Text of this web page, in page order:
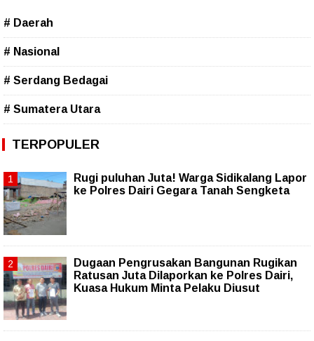
# Daerah
# Nasional
# Serdang Bedagai
# Sumatera Utara
TERPOPULER
Rugi puluhan Juta! Warga Sidikalang Lapor
ke Polres Dairi Gegara Tanah Sengketa
Dugaan Pengrusakan Bangunan Rugikan
Ratusan Juta Dilaporkan ke Polres Dairi,
Kuasa Hukum Minta Pelaku Diusut